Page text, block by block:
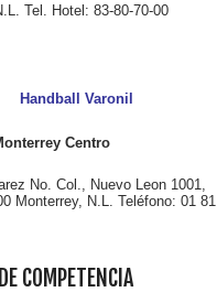
Tel. Hotel: 83-80-70-00
Handball Varonil
Centro
No. Col., Nuevo Leon 1001,
Monterrey, N.L.
Teléfono: 01 81
COMPETENCIA